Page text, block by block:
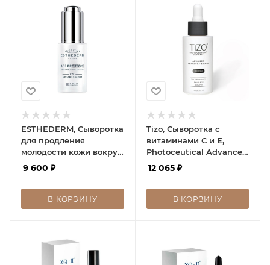
ESTHEDERM, Сыворотка
для продления
молодости кожи вокруг
глаз, Age Proteom, 15 мл
9 600 ₽
В КОРЗИНУ
Tizo, Сыворотка с
витаминами С и Е,
Photoceutical Advanced
Vitamine C+E Serum
12 065₽
В КОРЗИНУ